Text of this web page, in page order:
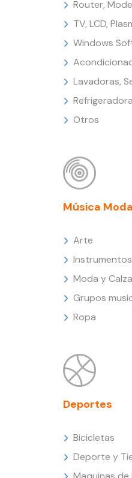
Router,
TV, LCD,
Windows
Lavadoras,
Refrigeradora
Otros
Música
Arte
Moda y
Grupos
Ropa
Deportes
Bicicletas
Deporte y